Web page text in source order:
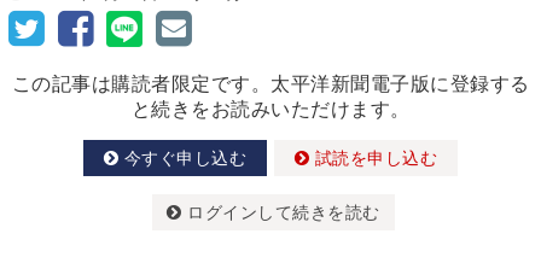
この記事は購読者限定です。太平洋新聞電子版に登録する
と続きをお読みいただけます。
今すぐ申し込む 試読を申し込む
ログインして続きを読む